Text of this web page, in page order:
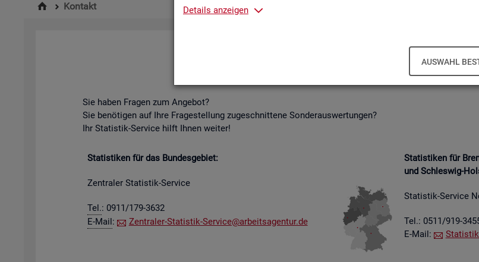
Details anzeigen
AUSWAHL
Kontakt
Kon­takt
Nut­zen Sie die Mög­lich­keit mit uns in Kon­takt
Sie haben Fra­gen zum An­ge­bot?
Sie be­nö­ti­gen auf Ihre Fra­ge­stel­lung zu­ge­schnit­te­ne Son­der­aus­wer­tun­gen?
Ihr Sta­tis­tik-Ser­vice hilft Ihnen wei­ter!
Sta­tis­ti­ken für das Bun­des­ge­biet:
Zen­tra­ler Sta­tis­tik-Ser­vice
Tel.: 0911/179-3632
E-Mail: Zen­tra­ler-Sta­tis­tik-Ser­vice@​arb​eits​agen​tur.​de
Sta­tis­ti­ken für
und Schles­wig-
Sta­tis­tik-Ser­vice
Tel.: 0511/919-
E-Mail: